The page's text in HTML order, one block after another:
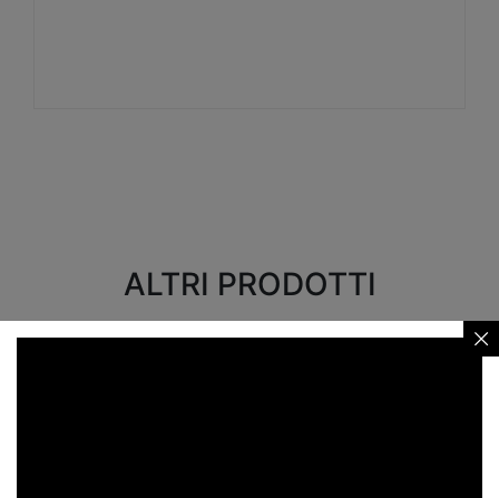
ALTRI PRODOTTI